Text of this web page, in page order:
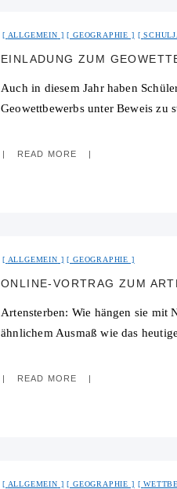
ALLGEMEIN GEOGRAPHIE
EINLADUNG ZUM
Auch in diesem Jahr haben
Geowettbewerbs unter Beweis zu
READ MORE
ALLGEMEIN GEOGRAPHIE
ONLINE-VORTRAG ZUM
Artensterben: Wie hängen sie mit
ähnlichem Ausmaß wie das
READ MORE
ALLGEMEIN GEOGRAPHIE